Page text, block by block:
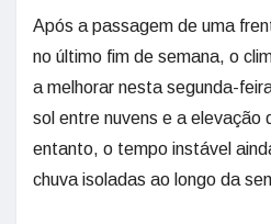
Após a passagem de uma
no último fim de semana, o
a melhorar nesta segunda-
sol entre nuvens e a
entanto, o tempo instável
chuva isoladas ao longo da